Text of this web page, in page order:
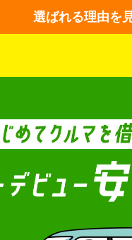
選ばれる理由を